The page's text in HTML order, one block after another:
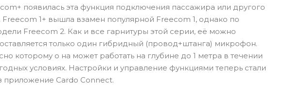
появилась эта функция подключения пассажира или другого
1+ вышла взамен популярной Freecom 1, однако по
Freecom 2. Как и все гарнитуры этой серии, её можно
только один гибридный (провод+штанга) микрофон.
которому о на может работать на глубине до 1 метра в течении
условиях. Настройки и управление функциями теперь стали
Cardo Connect.